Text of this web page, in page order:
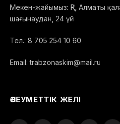
Мекен-жайымыз: ҚР, Алматы
шағынаудан, 24 үй
Тел.: 8 705 254 10 60
Email: trabzonaskim@mail.ru
ӘЛЕУМЕТТІК ЖЕЛІ